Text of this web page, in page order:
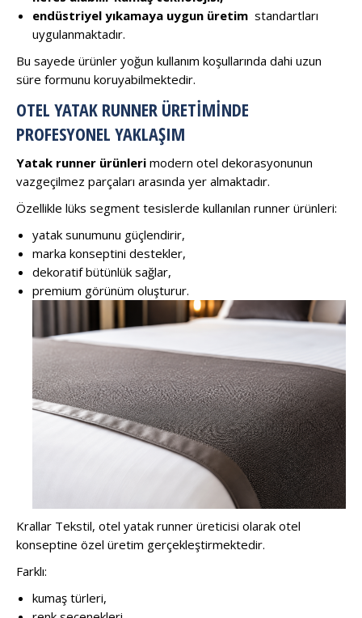
endüstriyel yıkamaya uygun üretim standartları
uygulanmaktadır.
Bu sayede ürünler yoğun kullanım koşullarında dahi uzun
süre formunu koruyabilmektedir.
OTEL YATAK RUNNER ÜRETIMINDE
PROFESYONEL YAKLAŞIM
Yatak runner ürünleri modern otel dekorasyonunun
vazgeçilmez parçaları arasında yer almaktadır.
Özellikle lüks segment tesislerde kullanılan runner ürünleri:
yatak sunumunu güçlendirir,
marka konseptini destekler,
dekoratif bütünlük sağlar,
premium görünüm oluşturur.
Krallar Tekstil, otel yatak runner üreticisi olarak otel
konseptine özel üretim gerçekleştirmektedir.
Farklı:
kumaş türleri,